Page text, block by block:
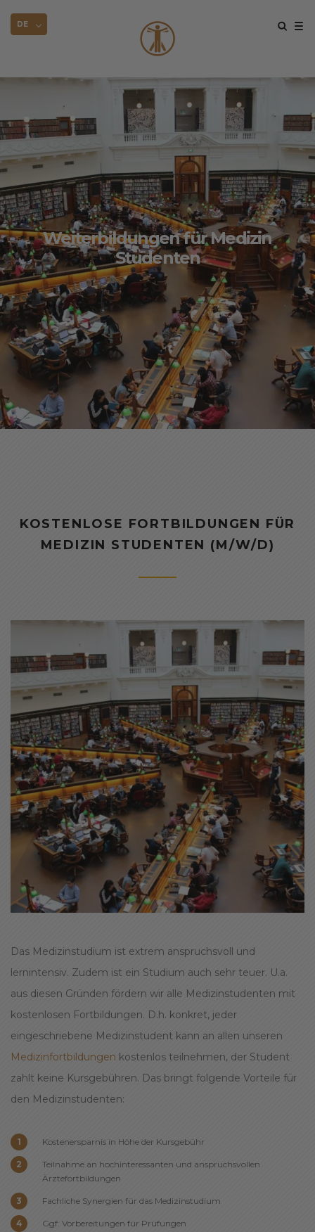
DE
Weiterbildungen für Medizin
Studenten
KOSTENLOSE FORTBILDUNGEN FÜR
MEDIZIN STUDENTEN (M/W/D)
Das Medizinstudium ist extrem anspruchsvoll und
lernintensiv. Zudem ist ein Studium auch sehr teuer. U.a.
aus diesen Gründen fördern wir alle Medizinstudenten mit
kostenlosen Fortbildungen. D.h. konkret, jeder
eingeschriebene Medizinstudent kann an allen unseren
Medizinfortbildungen kostenlos teilnehmen, der Student
zahlt keine Kursgebühren. Das bringt folgende Vorteile für
den Medizinstudenten:
Kostenersparnis in Höhe der Kursgebühr
Teilnahme an hochinteressanten und anspruchsvollen
Ärztefortbildungen
Fachliche Synergien für das Medizinstudium
Ggf. Vorbereitungen für Prüfungen